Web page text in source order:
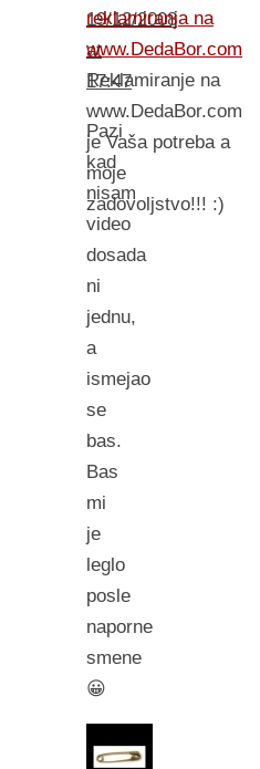
19/12/2008
at
17:47
Pazi
kad
nisam
video
dosada
ni
jednu,
a
ismejao
se
bas.
Bas
mi
je
leglo
posle
naporne
smene
😀
reklamiranja na
www.DedaBor.com
Reklamiranje na
www.DedaBor.com
je Vaša potreba a
moje
zadovoljstvo!!! :)